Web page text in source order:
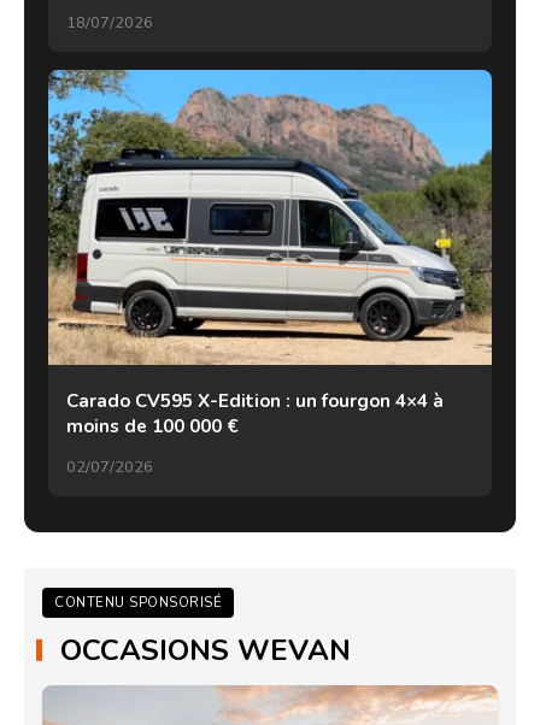
18/07/2026
Carado CV595 X-Edition : un fourgon 4×4 à
moins de 100 000 €
02/07/2026
CONTENU SPONSORISÉ
OCCASIONS WEVAN